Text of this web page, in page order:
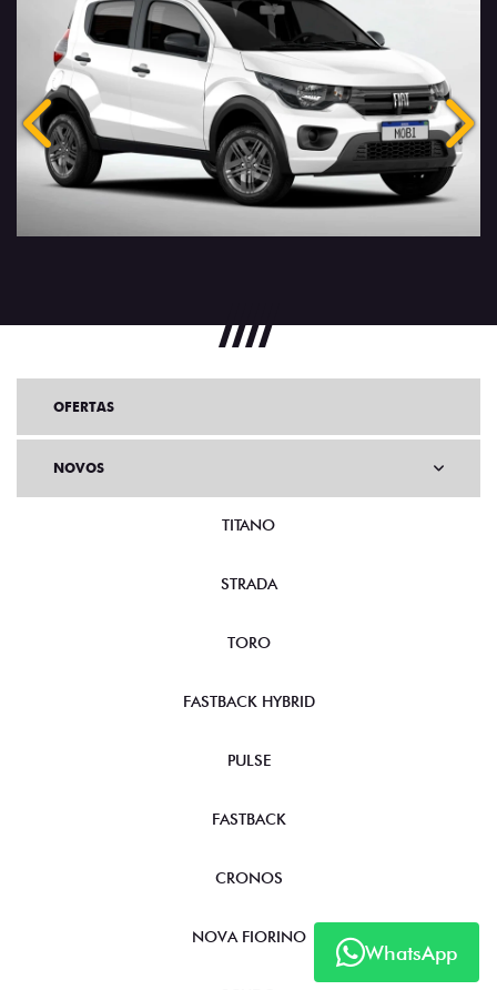
Anterior
WhatsApp
OFERTAS
NOVOS
TITANO
STRADA
TORO
FASTBACK HYBRID
PULSE
FASTBACK
CRONOS
NOVA FIORINO